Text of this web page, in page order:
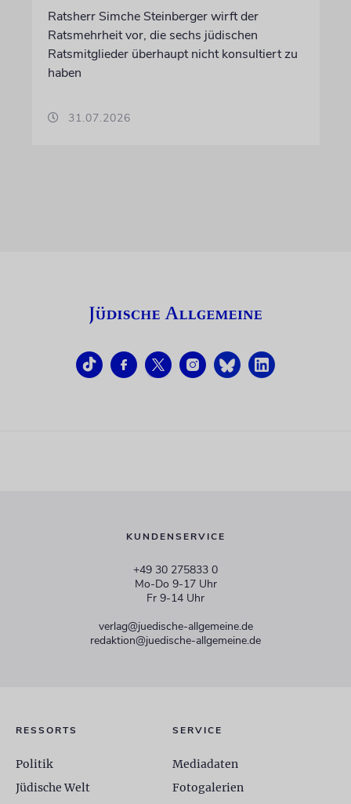
Ratsherr Simche Steinberger wirft der
Ratsmehrheit vor, die sechs jüdischen
Ratsmitglieder überhaupt nicht konsultiert zu
haben
31.07.2026
KUNDENSERVICE
+49 30 275833 0
Mo-Do 9-17 Uhr
Fr 9-14 Uhr
verlag@juedische-allgemeine.de
redaktion@juedische-allgemeine.de
RESSORTS
Politik
Jüdische Welt
SERVICE
Mediadaten
Fotogalerien